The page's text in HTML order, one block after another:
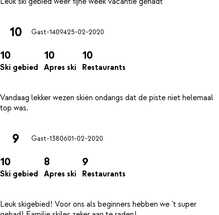
10 Gast-1409425-02-2020
10
Ski gebied
10
Apres ski
10
Restaurants
Vandaag lekker wezen skiën ondangs dat de piste niet helemaal
9 Gast-1380601-02-2020
10
Ski gebied
8
Apres ski
9
Restaurants
Leuk skigebied! Voor ons als beginners hebben we 't super